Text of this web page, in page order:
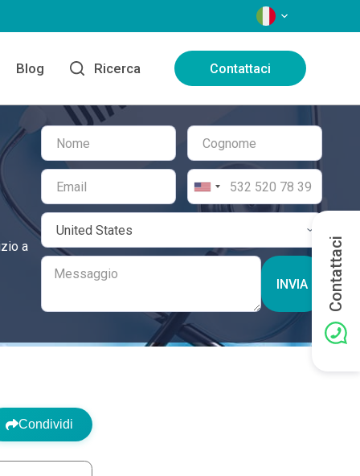
LINGUE
Blog Ricerca Contattaci
a
INVIA
Condividi
Contattaci